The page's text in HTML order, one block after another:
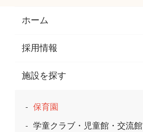
ホーム
採用情報
施設を探す
保育園
学童クラブ・児童館・交流館